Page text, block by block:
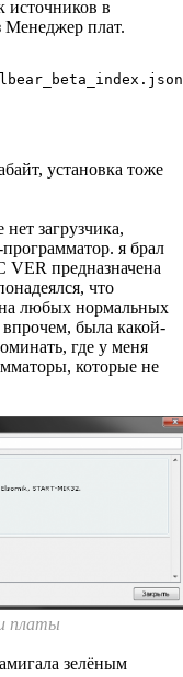
на ATmega и
Ардуина, но и
и
отличиями
удобно. Правда,
как у ESP и
подключаемой
Type C для загрузки
BOOT0/BOOT1,
светодиоды